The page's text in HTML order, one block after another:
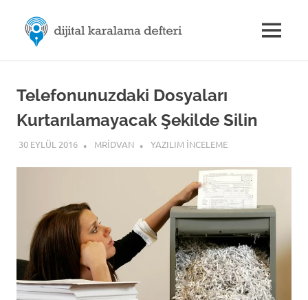
content
M.Rıdvan
ÖZDEMİR
|
Dijital
MENU
Telefonunuzdaki Dosyaları
Kurtarılamayacak Şekilde Silin
30 EYLÜL 2016 MRIDVAN YAZILIM İNCELEME